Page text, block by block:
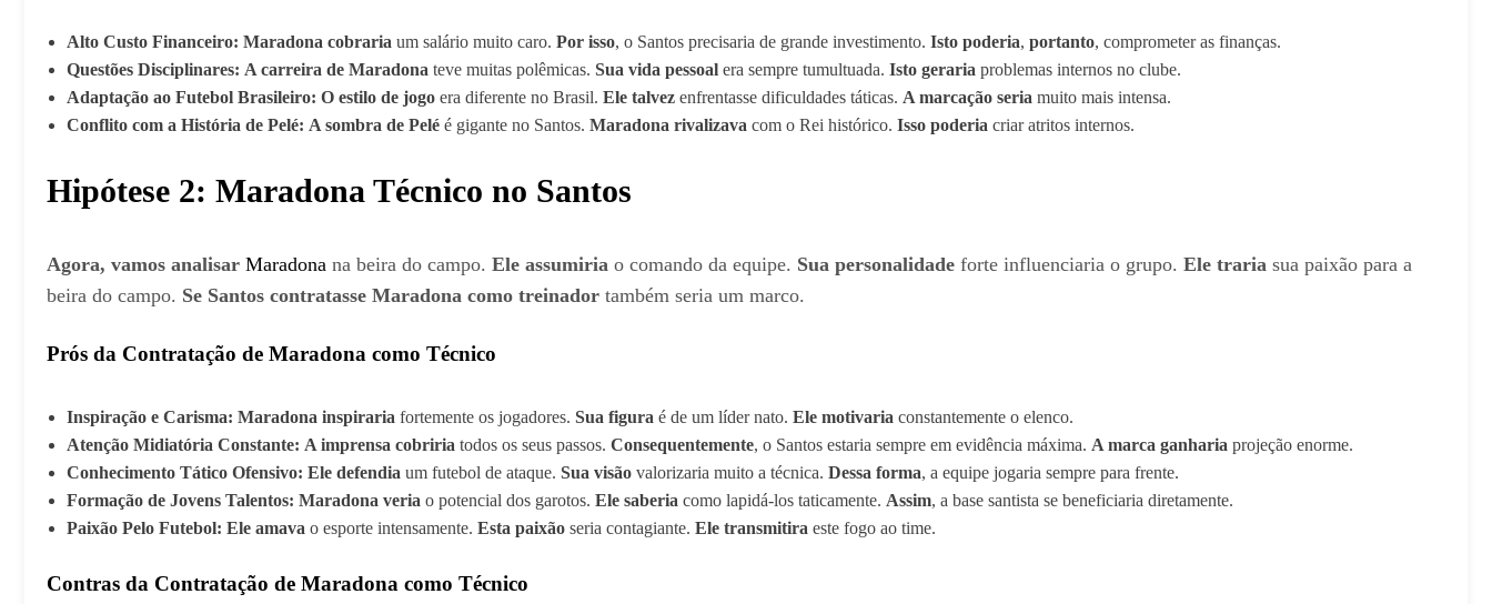
Alto Custo Financeiro: Maradona cobraria um salário muito caro. Por isso, o Santos precisaria de grande investimento. Isto poderia, portanto, comprometer as finanças.
Questões Disciplinares: A carreira de Maradona teve muitas polêmicas. Sua vida pessoal era sempre tumultuada. Isto geraria problemas internos no clube.
Adaptação ao Futebol Brasileiro: O estilo de jogo era diferente no Brasil. Ele talvez enfrentasse dificuldades táticas. A marcação seria muito mais intensa.
Conflito com a História de Pelé: A sombra de Pelé é gigante no Santos. Maradona rivalizava com o Rei histórico. Isso poderia criar atritos internos.
Hipótese 2: Maradona Técnico no Santos
Agora, vamos analisar Maradona na beira do campo. Ele assumiria o comando da equipe. Sua personalidade forte influenciaria o grupo. Ele traria sua paixão para a
beira do campo. Se Santos contratasse Maradona como treinador também seria um marco.
Prós da Contratação de Maradona como Técnico
Inspiração e Carisma: Maradona inspiraria fortemente os jogadores. Sua figura é de um líder nato. Ele motivaria constantemente o elenco.
Atenção Midiatória Constante: A imprensa cobriria todos os seus passos. Consequentemente, o Santos estaria sempre em evidência máxima. A marca ganharia projeção enorme.
Conhecimento Tático Ofensivo: Ele defendia um futebol de ataque. Sua visão valorizaria muito a técnica. Dessa forma, a equipe jogaria sempre para frente.
Formação de Jovens Talentos: Maradona veria o potencial dos garotos. Ele saberia como lapidá-los taticamente. Assim, a base santista se beneficiaria diretamente.
Paixão Pelo Futebol: Ele amava o esporte intensamente. Esta paixão seria contagiante. Ele transmitira este fogo ao time.
Contras da Contratação de Maradona como Técnico